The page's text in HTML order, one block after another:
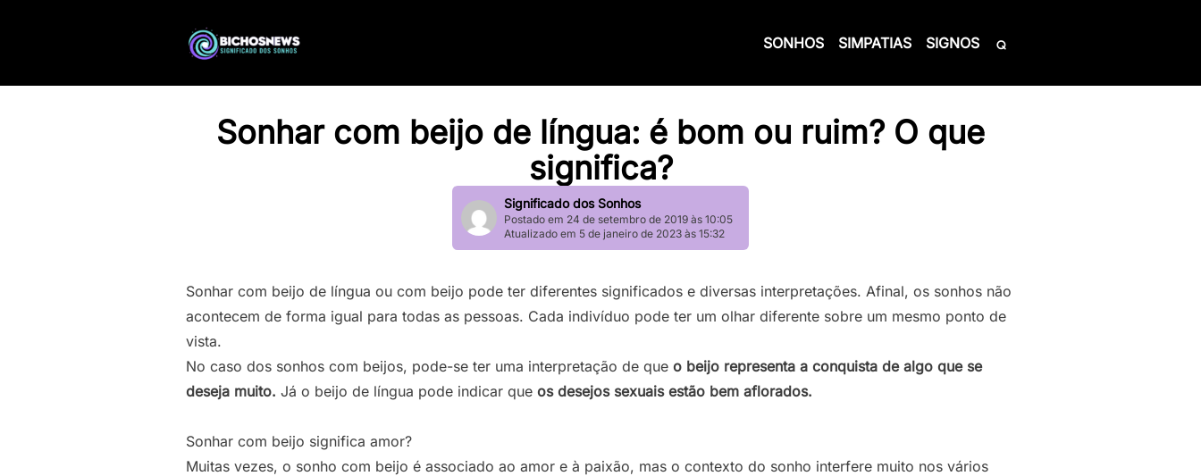
SONHOS SIMPATIAS SIGNOS
Sonhar com beijo de língua: é bom ou ruim? O que
significa?
Significado dos Sonhos
Postado em 24 de setembro de 2019 às 10:05
Atualizado em 5 de janeiro de 2023 às 15:32
Sonhar com beijo de língua ou com beijo pode ter diferentes significados e diversas interpretações. Afinal, os sonhos não
acontecem de forma igual para todas as pessoas. Cada indivíduo pode ter um olhar diferente sobre um mesmo ponto de
vista.
No caso dos sonhos com beijos, pode-se ter uma interpretação de que o beijo representa a conquista de algo que se
deseja muito. Já o beijo de língua pode indicar que os desejos sexuais estão bem aflorados.
Sonhar com beijo significa amor?
Muitas vezes, o sonho com beijo é associado ao amor e à paixão, mas o contexto do sonho interfere muito nos vários